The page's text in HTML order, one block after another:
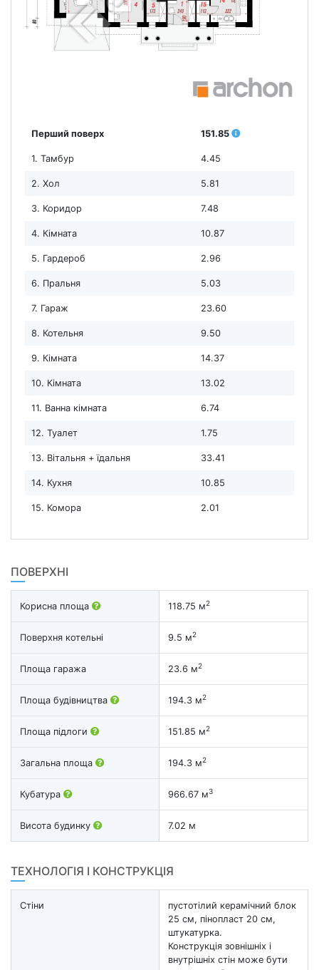
Перший поверх 151.85
1. Тамбур 4.45
2. Хол 5.81
3. Коридор 7.48
4. Кімната 10.87
5. Гардероб 2.96
6. Пральня 5.03
7. Гараж 23.60
8. Котельня 9.50
9. Кімната 14.37
10. Кімната 13.02
11. Ванна кімната 6.74
12. Туалет 1.75
13. Вітальня + їдальня 33.41
14. Кухня 10.85
15. Комора 2.01
ПОВЕРХНІ
Корисна площа 118.75 м2
Поверхня котельні 9.5 м2
Площа гаража 23.6 м2
Площа будівництва 194.3 м2
Площа підлоги 151.85 м2
Загальна площа 194.3 м2
Кубатура 966.67 м3
Висота будинку 7.02 м
ТЕХНОЛОГІЯ І КОНСТРУКЦІЯ
Стіни
пустотілий керамічний блок
25 см, пінопласт 20 см,
штукатурка.
Конструкція зовнішніх і
внутрішніх стін може бути